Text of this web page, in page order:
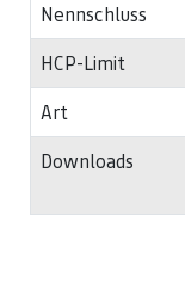
Nennschluss
HCP-Limit
Art
Downloads